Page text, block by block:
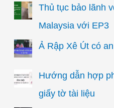
Thủ tục bảo lãnh
Malaysia với EP3
Ả Rập Xê Út có
Hướng dẫn hợp
giấy tờ tài liệu